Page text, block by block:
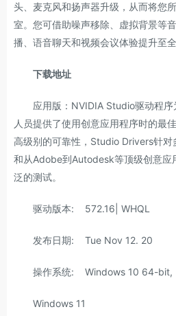
头、麦克风和扬声器升级，从而将您
室。您可借助噪声移除、虚拟背景等
播、语音聊天和视频会议体验提升至全
下载地址
应用版：NVIDIA Studio驱动程序
人员提供了使用创意应用程序时的最
高级别的可靠性，Studio Drivers针对
和从Adobe到Autodesk等顶级创意应
泛的测试。
驱动版本: 572.16| WHQL
发布日期: Tue Nov 12. 20
操作系统: Windows 10 64-bit,
Windows 11